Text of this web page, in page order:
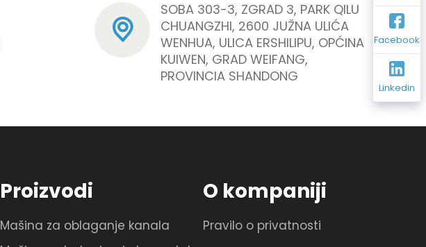
Facebook
Linkedin
SOBA 303-3, ZGRAD 3, PARK QILU
CHUANGZHI, 2600 JUŽNA ULIĆA
WENHUA, ULICA ERSHILIPU, OPĆINA
KUIWEN, GRAD WEIFANG,
PROVINCIA SHANDONG
Proizvodi
Mašina za oblaganje kanala
O kompaniji
Pravilo o privatnosti